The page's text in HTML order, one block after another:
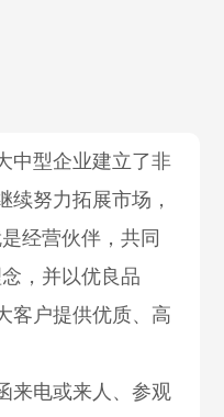
中型企业建立了非
续努力拓展市场，
经营伙伴，共同
，并以优良品
客户提供优质、高
来电或来人、参观